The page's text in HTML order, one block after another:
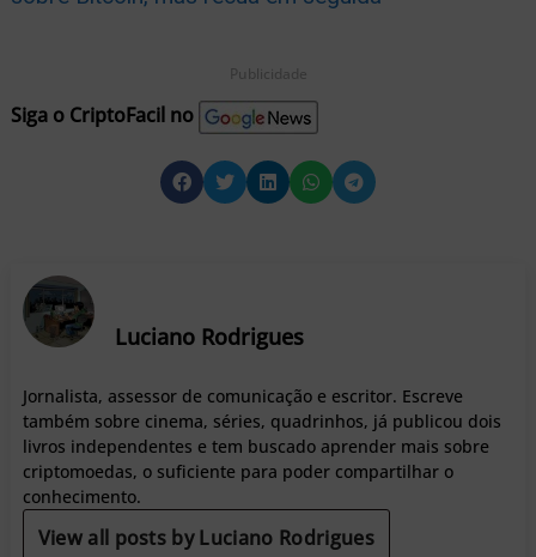
Publicidade
Siga o CriptoFacil no
Luciano Rodrigues
Jornalista, assessor de comunicação e escritor. Escreve
também sobre cinema, séries, quadrinhos, já publicou dois
livros independentes e tem buscado aprender mais sobre
criptomoedas, o suficiente para poder compartilhar o
conhecimento.
View all posts by Luciano Rodrigues